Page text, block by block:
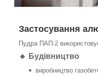
Застосування
Пудра ПАП-2
🔸 Будівництво
виробництво